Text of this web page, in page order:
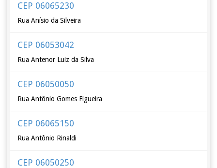
CEP 06065230
Rua Anísio da Silveira
CEP 06053042
Rua Antenor Luiz da Silva
CEP 06050050
Rua Antônio Gomes Figueira
CEP 06065150
Rua Antônio Rinaldi
CEP 06050250